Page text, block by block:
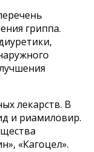
гриппа.
лекарств. В
и риамиловир.
«Кагоцел».